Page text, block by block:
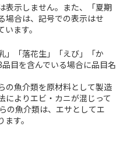
表示しません。また、「夏期
場合は、記号での表示はせ
ます。
」「落花生」「えび」「か
目を含んでいる場合に品目名
の魚介類を原材料として製造
によりエビ・カニが混じって
の魚介類は、エサとしてエ
す。